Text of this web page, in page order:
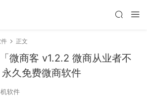
正文
微商客 v1.2.2 微商从业者不
久免费微商软件
软件